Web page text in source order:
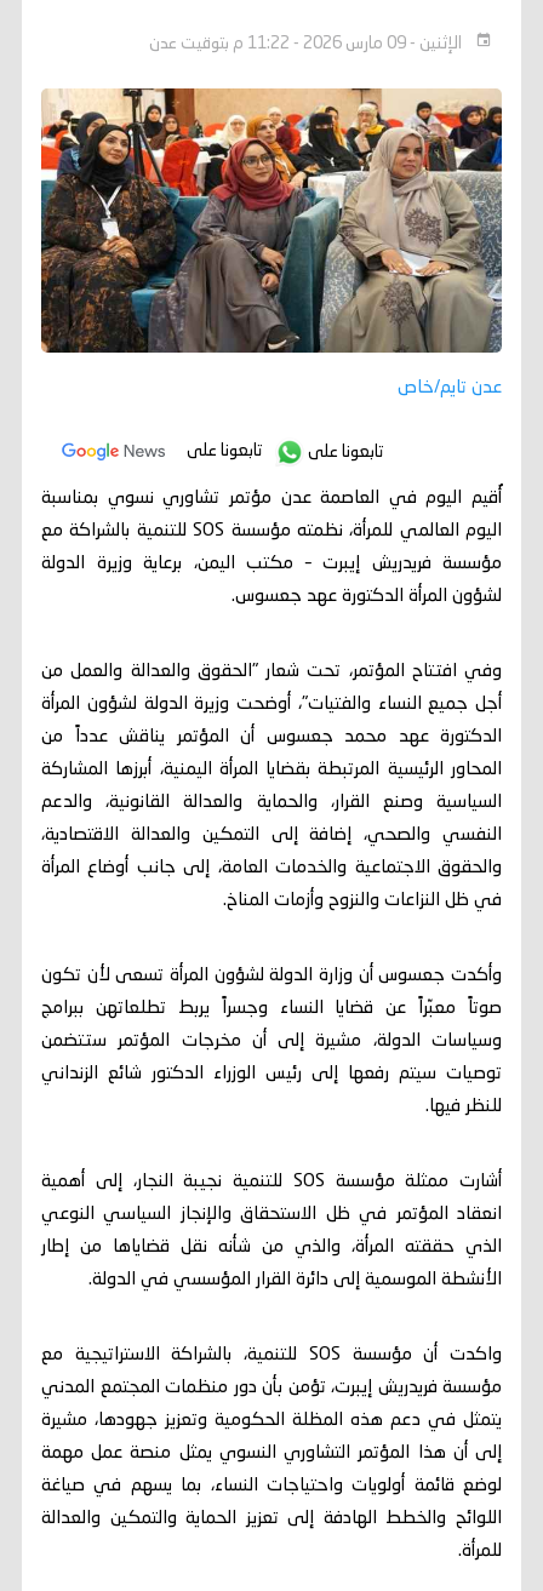
الإثنين - 09 مارس 2026 - 11:22 م بتوقيت عدن
عدن تايم/خاص
تابعونا على تابعونا على
أُقيم اليوم في العاصمة عدن مؤتمر تشاوري نسوي بمناسبة
اليوم العالمي للمرأة، نظمته مؤسسة SOS للتنمية بالشراكة مع
مؤسسة فريدريش إيبرت – مكتب اليمن، برعاية وزيرة الدولة
لشؤون المرأة الدكتورة عهد جعسوس.
وفي افتتاح المؤتمر، تحت شعار "الحقوق والعدالة والعمل من
أجل جميع النساء والفتيات"، أوضحت وزيرة الدولة لشؤون المرأة
الدكتورة عهد محمد جعسوس أن المؤتمر يناقش عدداً من
المحاور الرئيسية المرتبطة بقضايا المرأة اليمنية، أبرزها المشاركة
السياسية وصنع القرار، والحماية والعدالة القانونية، والدعم
النفسي والصحي، إضافة إلى التمكين والعدالة الاقتصادية،
والحقوق الاجتماعية والخدمات العامة، إلى جانب أوضاع المرأة
في ظل النزاعات والنزوح وأزمات المناخ.
وأكدت جعسوس أن وزارة الدولة لشؤون المرأة تسعى لأن تكون
صوتاً معبّراً عن قضايا النساء وجسراً يربط تطلعاتهن ببرامج
وسياسات الدولة، مشيرة إلى أن مخرجات المؤتمر ستتضمن
توصيات سيتم رفعها إلى رئيس الوزراء الدكتور شائع الزنداني
للنظر فيها.
أشارت ممثلة مؤسسة SOS للتنمية نجيبة النجار، إلى أهمية
انعقاد المؤتمر في ظل الاستحقاق والإنجاز السياسي النوعي
الذي حققته المرأة، والذي من شأنه نقل قضاياها من إطار
الأنشطة الموسمية إلى دائرة القرار المؤسسي في الدولة.
واكدت أن مؤسسة SOS للتنمية، بالشراكة الاستراتيجية مع
مؤسسة فريدريش إيبرت، تؤمن بأن دور منظمات المجتمع المدني
يتمثل في دعم هذه المظلة الحكومية وتعزيز جهودها، مشيرة
إلى أن هذا المؤتمر التشاوري النسوي يمثل منصة عمل مهمة
لوضع قائمة أولويات واحتياجات النساء، بما يسهم في صياغة
اللوائح والخطط الهادفة إلى تعزيز الحماية والتمكين والعدالة
للمرأة.